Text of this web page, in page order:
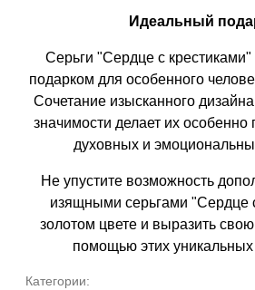
Идеальный
Серьги "Сердце с крестиками"
подарком для особенного
Сочетание изысканного
значимости делает их
духовных и
Не упустите возможность
изящными серьгами "Сердце
золотом цвете и выразить
помощью этих
Категории: